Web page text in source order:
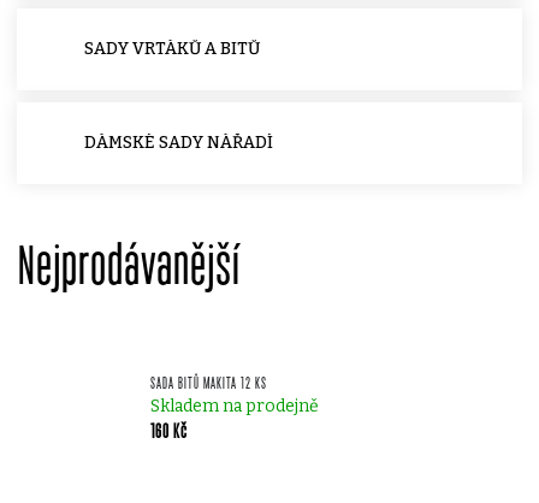
SADY VRTÁKŮ A BITŮ
DÁMSKÉ SADY NÁŘADÍ
Nejprodávanější
SADA BITŮ MAKITA 12 KS
Skladem na prodejně
160 Kč